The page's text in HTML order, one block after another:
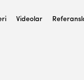
Videolar